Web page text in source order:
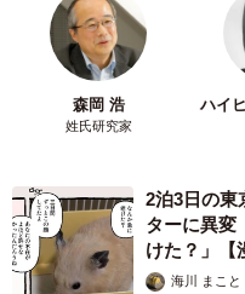
森岡 浩
姓氏研究家
ハイ
2泊3日の
ターに異
けた？」【
海川 まこと